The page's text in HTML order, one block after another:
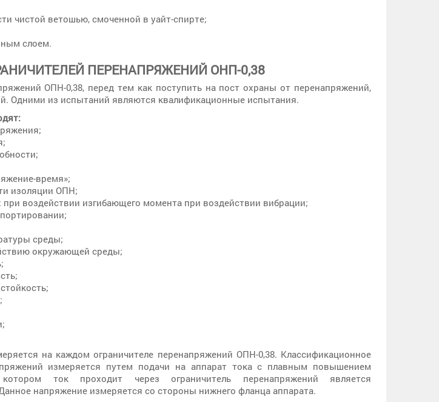
чистой ветошью, смоченной в уайт-спирте;
слоем.
ПЕРЕНАПРЯЖЕНИЙ ОНП-0,38
ОПН-0,38, перед тем как поступить на пост охраны от перенапряжений,
Одними из испытаний являются квалификационные испытания.
время»;
изоляции ОПН;
воздействии изгибающего момента при воздействии вибрации;
среды;
окружающей среды;
на каждом ограничителе перенапряжений ОПН-0,38. Классификационное
измеряется путем подачи на аппарат тока с плавным повышением
ток проходит через ограничитель перенапряжений является
напряжение измеряется со стороны нижнего фланца аппарата.